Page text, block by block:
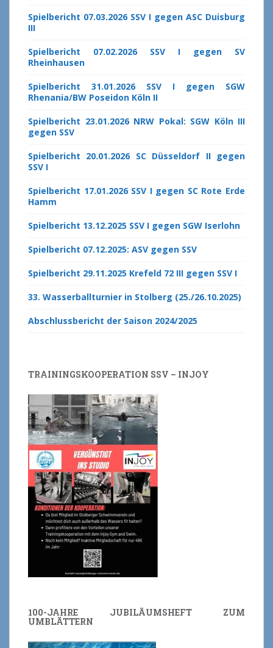
Spielbericht 07.03.2026 SSV I gegen ASC Duisburg
III
Spielbericht 07.02.2026 SSV I gegen SV
Rheinhausen
Spielbericht 31.01.2026 SSV I gegen SGW
Rhenania/BW Poseidon Köln II
Spielbericht 23.01.2026 NRW Pokal: SGW Köln III
gegen SSV
Spielbericht 20.01.2026 SC Düsseldorf II gegen
SSV I
Spielbericht 17.01.2026 SSV I gegen SC Rote Erde
Hamm
Spielbericht 13.12.2025 SSV I gegen SGW Iserlohn
Spielbericht 07.12.2025: ASV gegen SSV
Spielbericht 29.11.2025 Krefeld 72 III gegen SSV I
33. Wasserballturnier in Stolberg (25./26.10.2025)
Abschlussbericht der Saison 2024/2025
TRAININGSKOOPERATION SSV – INJOY
100-JAHRE JUBILÄUMSHEFT ZUM
UMBLÄTTERN